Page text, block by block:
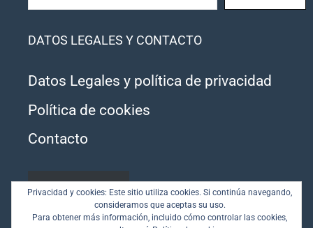
DATOS LEGALES Y CONTACTO
Datos Legales y política de privacidad
Política de cookies
Contacto
SUSCRIBIRSE
Privacidad y cookies: Este sitio utiliza cookies. Si continúa navegando,
consideramos que aceptas su uso.
Para obtener más información, incluido cómo controlar las cookies,